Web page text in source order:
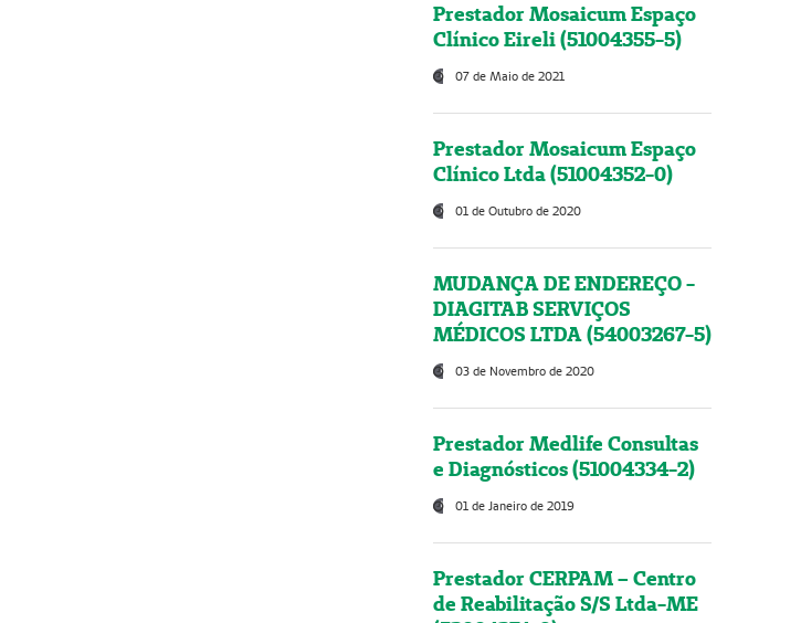
Prestador Mosaicum Espaço
Clínico Eireli (51004355-5)
07 de Maio de 2021
Prestador Mosaicum Espaço
Clínico Ltda (51004352-0)
01 de Outubro de 2020
MUDANÇA DE ENDEREÇO -
DIAGITAB SERVIÇOS
MÉDICOS LTDA (54003267-5)
03 de Novembro de 2020
Prestador Medlife Consultas
e Diagnósticos (51004334-2)
01 de Janeiro de 2019
Prestador CERPAM – Centro
de Reabilitação S/S Ltda-ME